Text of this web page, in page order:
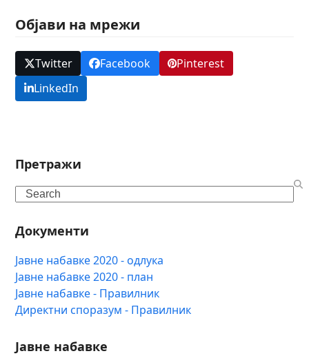
Објави на мрежи
Twitter Facebook
Pinterest
LinkedIn
Претражи
Search
Документи
Јавне набавке 2020 - одлука
Јавне набавке 2020 - план
Јавне набавке - Правилник
Директни споразум - Правилник
Јавне набавке